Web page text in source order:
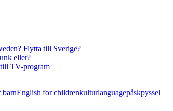
Flytta till Sverige?
eller?
till TV-program
barnEnglish for childrenkulturlanguagepåskpyssel